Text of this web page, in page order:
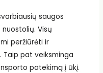
saugos
Visų
peržiūrėti ir
Taip pat veiksminga
patekimą į ūkį.